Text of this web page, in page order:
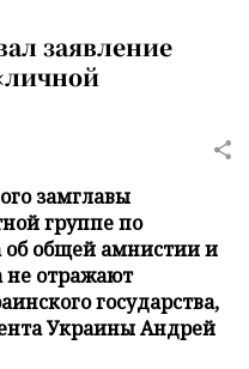
заявление
замглавы
группе по
об общей амнистии и
не отражают
государства,
Украины Андрей